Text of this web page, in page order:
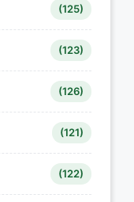
(125)
(123)
(126)
(121)
(122)